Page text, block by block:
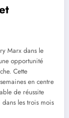
Marx dans le
opportunité
Cette
en centre
de réussite
les trois mois